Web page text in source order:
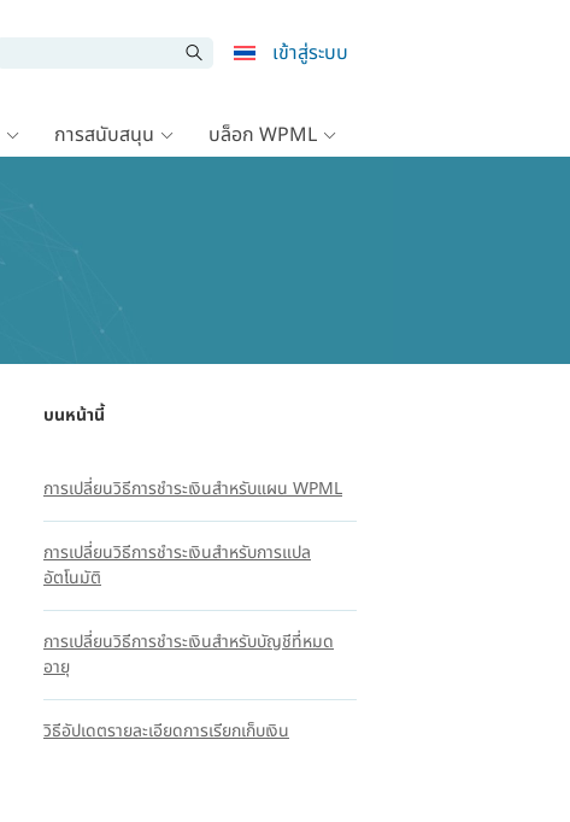
เข้าสู่ระบบ
การสนับสนุน บล็อก WPML
บนหน้านี้
การเปลี่ยนวิธีการชำระเงินสำหรับแผน WPML
การเปลี่ยนวิธีการชำระเงินสำหรับการแปล
อัตโนมัติ
การเปลี่ยนวิธีการชำระเงินสำหรับบัญชีที่หมด
อายุ
วิธีอัปเดตรายละเอียดการเรียกเก็บเงิน